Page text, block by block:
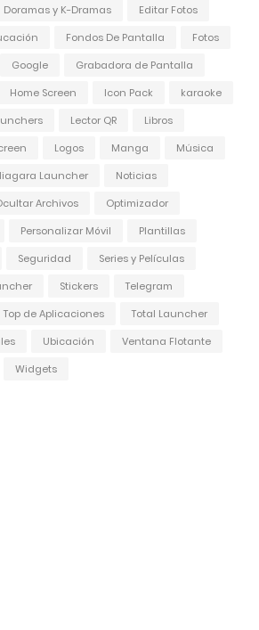
Doramas y K-Dramas
Editar Fotos
Fondos De Pantalla
Fotos
Google
Grabadora de Pantalla
Home Screen Icon Pack
karaoke
Lector QR
Libros
Logos Manga
Música
Launcher
Noticias
Archivos
Optimizador
Personalizar Móvil
Plantillas
Seguridad
Series y Películas
Stickers
Telegram
Top de Aplicaciones
Total Launcher
Ubicación
Ventana Flotante
Widgets